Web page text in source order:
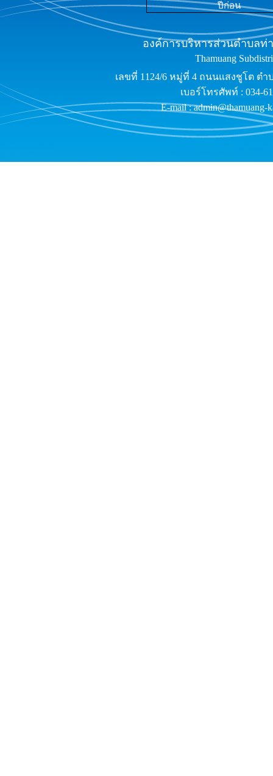
ปีก่อน
องค์การบริหารส่วนตำบลท่
Thamuang
เลขที่ 1124/6 หมู่ที่ 4 ถนนแสงชูโต ต
เบอร์โทรศัพท์ : 034-
E-mail : admin@thamuang-